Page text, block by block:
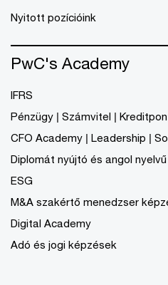
Nyitott pozícióink
PwC's Academy
IFRS
Pénzügy | Számvitel |
CFO Academy | Leadership |
Diplomát nyújtó és angol
ESG
M&A szakértő menedzser
Digital Academy
Adó és jogi képzések